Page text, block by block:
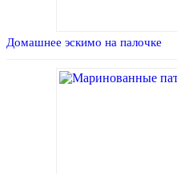
Домашнее эскимо на палочке